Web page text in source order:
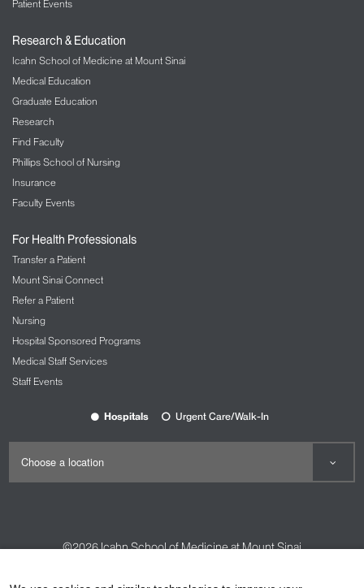
Patient Events
Research & Education
Icahn School of Medicine at Mount Sinai
Medical Education
Graduate Education
Research
Find Faculty
Phillips School of Nursing
Insurance
Faculty Events
For Health Professionals
Transfer a Patient
Mount Sinai Connect
Refer a Patient
Nursing
Hospital Sponsored Programs
Medical Staff Services
Staff Events
Hospitals Urgent Care/Walk-In
©2026Icahn School of Medicine at Mount Sinai